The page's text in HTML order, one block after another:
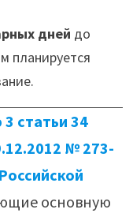
дней до
планируется
статьи 34
№ 273-
основную